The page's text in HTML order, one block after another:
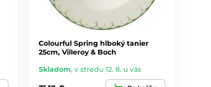
Colourful Spring hlboký tanier
25cm, Villeroy & Boch
Skladom,v stredu 12. 8. u vás